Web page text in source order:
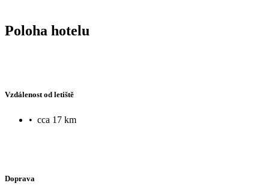
Poloha hotelu
Vzdálenost od letiště
• cca 17 km
Doprava